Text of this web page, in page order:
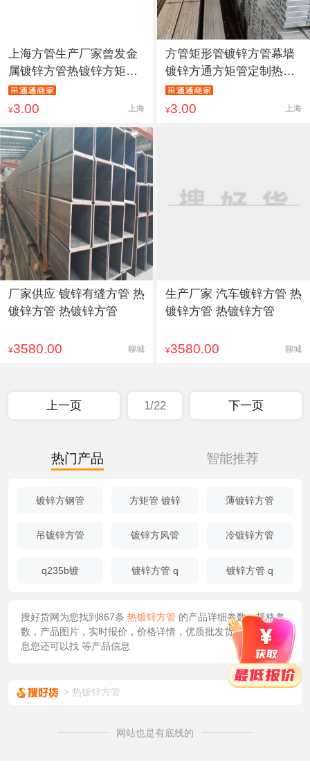
上海方管生产厂家曾发金
属镀锌方管热镀锌方矩管
幕墙
¥3.00 上海
方管矩形管镀锌方管幕墙
镀锌方通方矩管定制热镀
锌方
¥3.00 上海
厂家供应 镀锌有缝方管 热
镀锌方管 热镀锌方管
¥3580.00 聊城
生产厂家 汽车镀锌方管 热
镀锌方管 热镀锌方管
¥3580.00 聊城
上一页 1/22 下一页
热门产品 智能推荐
镀锌方钢管 方矩管 镀锌 薄镀锌方管
吊镀锌方管 镀锌方风管 冷镀锌方管
q235b镀 镀锌方管 q 镀锌方管 q
搜好货网为您找到867条 热镀锌方管 的产品详细参数，规格参
数，产品图片，实时报价，价格详情，优质批发货源/供应等信
息您还可以找 等产品信息
热镀锌方管
网站也是有底线的